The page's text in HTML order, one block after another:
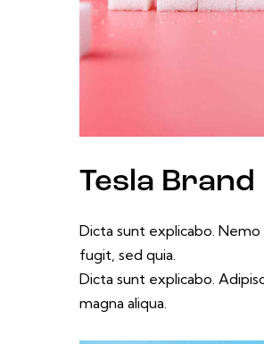
Tesla Brand
Dicta sunt explicabo.
fugit, sed quia.
Dicta sunt explicabo.
magna aliqua.